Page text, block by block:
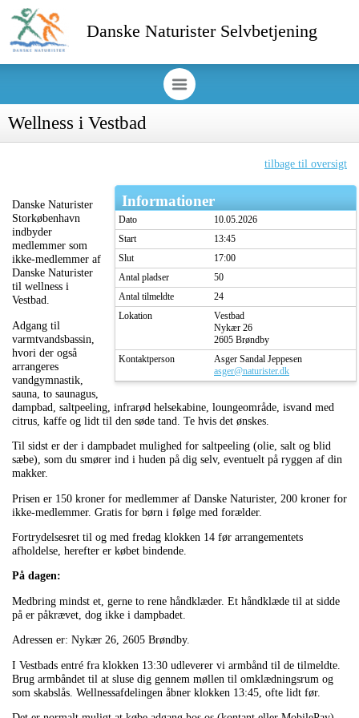
Danske Naturister Selvbetjening
Wellness i Vestbad
tilbage til oversigt
Informationer
Dato
10.05.2026
Start
13:45
Slut
17:00
Antal pladser
50
Antal tilmeldte
24
Lokation
Vestbad
Nykær 26
2605 Brøndby
Kontaktperson
Asger Sandal Jeppesen
asger@naturister.dk
Danske Naturister
Storkøbenhavn
indbyder
medlemmer som
ikke-medlemmer af
Danske Naturister
til wellness i
Vestbad.
Adgang til
varmtvandsbassin,
hvori der også
arrangeres
vandgymnastik,
sauna, to saunagus,
dampbad, saltpeeling, infrarød helsekabine, loungeområde, isvand med
citrus, kaffe og lidt til den søde tand. Te hvis det ønskes.
Til sidst er der i dampbadet mulighed for saltpeeling (olie, salt og blid
sæbe), som du smører ind i huden på dig selv, eventuelt på ryggen af din
makker.
Prisen er 150 kroner for medlemmer af Danske Naturister, 200 kroner for
ikke-medlemmer. Gratis for børn i følge med forælder.
Fortrydelsesret til og med fredag klokken 14 før arrangementets
afholdelse, herefter er købet bindende.
På dagen:
Medbring mindst et, gerne to rene håndklæder. Et håndklæde til at sidde
på er påkrævet, dog ikke i dampbadet.
Adressen er: Nykær 26, 2605 Brøndby.
I Vestbads entré fra klokken 13:30 udleverer vi armbånd til de tilmeldte.
Brug armbåndet til at sluse dig gennem møllen til omklædningsrum og
som skabslås. Wellnessafdelingen åbner klokken 13:45, ofte lidt før.